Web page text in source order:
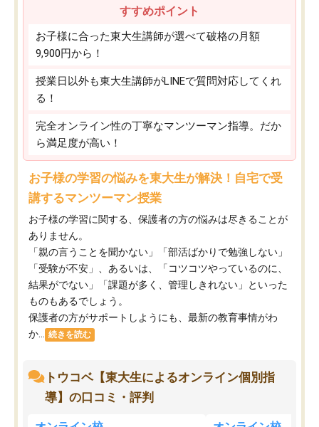
すすめポイント
お子様に合った東大生講師が選べて破格の月額
9,900円から！
授業日以外も東大生講師がLINEで質問対応してくれ
る！
完全オンライン性の丁寧なマンツーマン指導。だか
ら満足度が高い！
お子様の学習の悩みを東大生が解決！自宅で受
講するマンツーマン授業
お子様の学習に関する、保護者の方の悩みは尽きることが
ありません。
「親の言うことを聞かない」「部活ばかりで勉強しない」
「受験が不安」、あるいは、「コツコツやっているのに、
結果がでない」「課題が多く、管理しきれない」といった
ものもあるでしょう。
保護者の方がサポートしようにも、最新の教育事情がわ
か...
続きを読む
トウコベ【東大生によるオンライン個別指
導】の口コミ・評判